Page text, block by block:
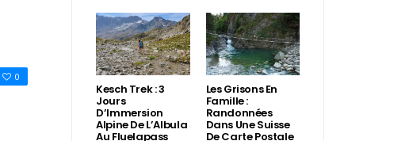
0
Kesch Trek : 3
Jours
D’Immersion
Alpine De L’Albula
Au Fluelapass
Les Grisons En
Famille :
Randonnées
Dans Une Suisse
De Carte Postale